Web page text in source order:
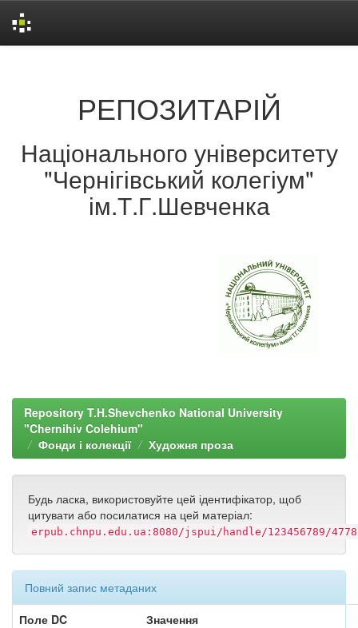
РЕПОЗИТАРІЙ
Національного університету
"Чернігівський колегіум"
ім.Т.Г.Шевченка
Repository T.H.Shevchenko National University
"Chernihiv Colehium"
Фонди і колекції
Художня проза
Будь ласка, використовуйте цей ідентифікатор, щоб
цитувати або посилатися на цей матеріал:
erpub.chnpu.edu.ua:8080/jspui/handle/123456789/4778
Повний запис метаданих
Поле DC
Значення